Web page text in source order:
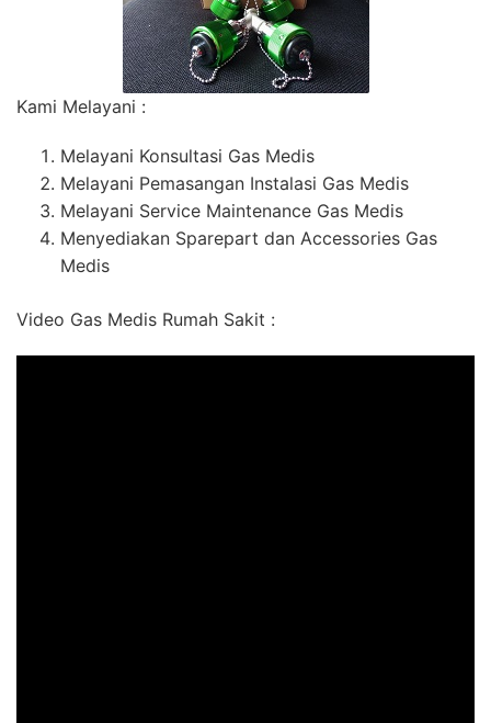
Kami Melayani :
Melayani Konsultasi Gas Medis
Melayani Pemasangan Instalasi Gas Medis
Melayani Service Maintenance Gas Medis
Menyediakan Sparepart dan Accessories Gas
Medis
Video Gas Medis Rumah Sakit :